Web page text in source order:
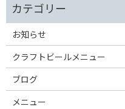
お知らせ
クラフトビールメニュー
ブログ
メニュー